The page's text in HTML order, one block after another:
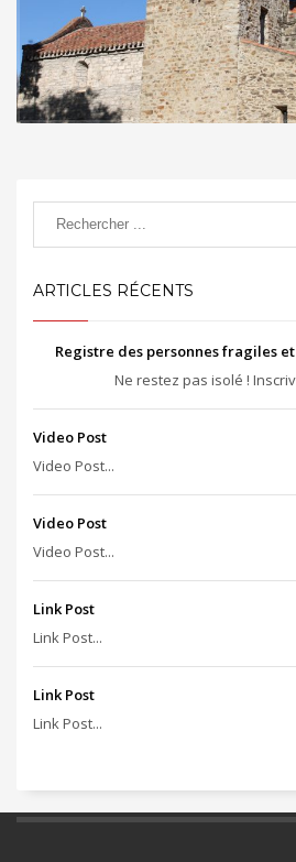
ARTICLES RÉCENTS
Registre des personnes fragiles
Ne restez pas isolé !
Video Post
Video Post...
Video Post
Video Post...
Link Post
Link Post...
Link Post
Link Post...